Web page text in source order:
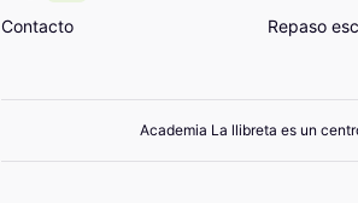
Contacto
Repaso
Academia La llibreta es un